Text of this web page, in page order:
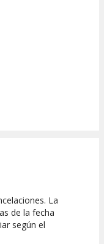
La
de la fecha
según el